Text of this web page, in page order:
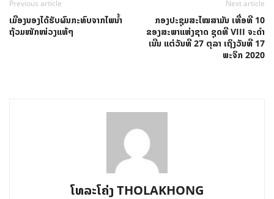
Previous article
ເມືອງນອງໄດ້ຮັບຜົນກະທົບຈາກໄພນ້ຳ
ຖ້ວມໜັກໜ່ວງແທ້ໆ
Next article
ກອງປະຊຸມສະໄໝສາມັນ ເທື່ອທີ 10
ຂອງສະພາແຫ່ງຊາດ ຊຸດທີ VIII ຈະດໍາ
ເນີນ ແຕ່ວັນທີ 27 ຕຸລາ ເຖິງວັນທີ 17
ພະຈິກ 2020
ໂທລະໂຄ່ງ THOLAKHONG